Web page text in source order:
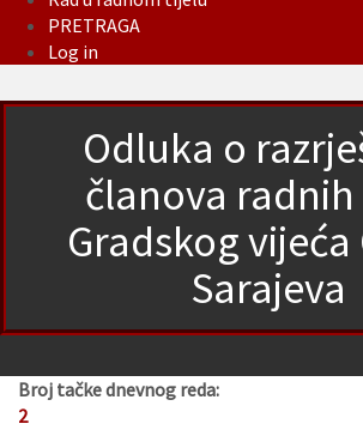
PRETRAGA
Log in
Odluka o
članova
Gradskog vijeća
Sarajeva
Broj tačke dnevnog reda:
2